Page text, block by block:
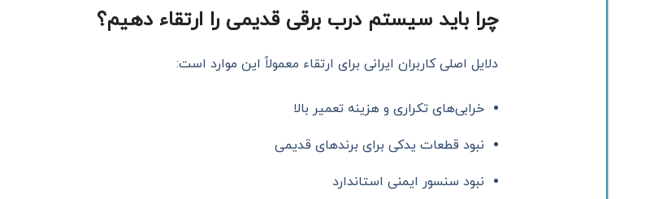
چرا باید سیستم درب برقی قدیمی را ارتقاء دهیم؟
دلایل اصلی کاربران ایرانی برای ارتقاء معمولاً این موارد است:
خرابی‌های تکراری و هزینه تعمیر بالا
نبود قطعات یدکی برای برندهای قدیمی
نبود سنسور ایمنی استاندارد